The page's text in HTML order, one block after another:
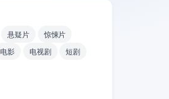
悬疑片
惊悚片
电影 电视剧
短剧